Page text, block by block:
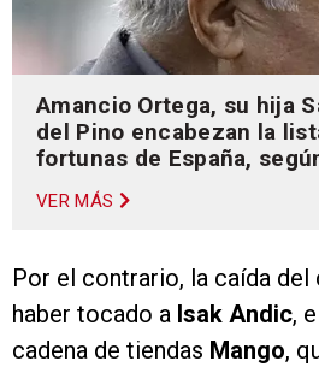
Amancio Ortega, su hija
del Pino encabezan la
fortunas de España,
VER MÁS
Por el contrario, la caída
haber tocado a Isak Andic,
cadena de tiendas Mango,